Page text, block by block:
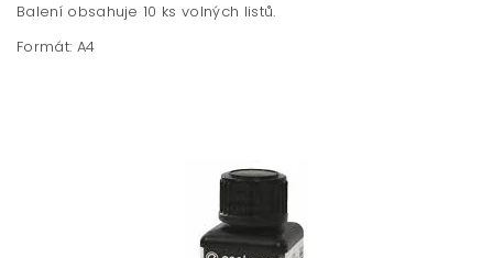
Balení obsahuje 10 ks volných listů.
Formát: A4